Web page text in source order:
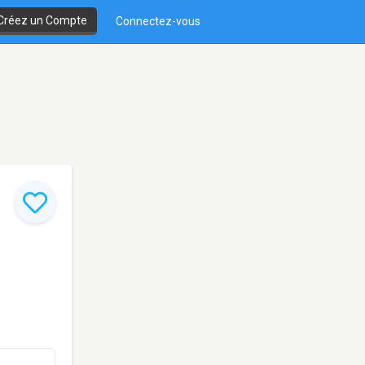
un Compte Connectez-vous